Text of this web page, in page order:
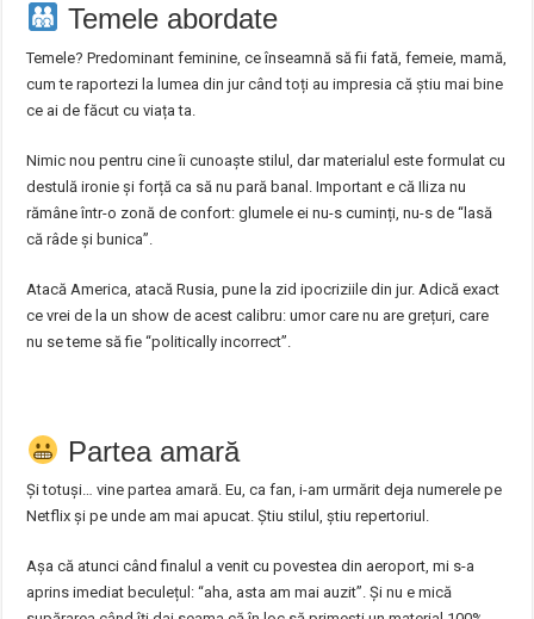
Temele abordate
Temele? Predominant feminine, ce înseamnă să fii fată, femeie, mamă,
cum te raportezi la lumea din jur când toți au impresia că știu mai bine
ce ai de făcut cu viața ta.
Nimic nou pentru cine îi cunoaște stilul, dar materialul este formulat cu
destulă ironie și forță ca să nu pară banal. Important e că Iliza nu
rămâne într-o zonă de confort: glumele ei nu-s cuminți, nu-s de “lasă
că râde și bunica”.
Atacă America, atacă Rusia, pune la zid ipocriziile din jur. Adică exact
ce vrei de la un show de acest calibru: umor care nu are grețuri, care
nu se teme să fie “politically incorrect”.
Partea amară
Și totuși… vine partea amară. Eu, ca fan, i-am urmărit deja numerele pe
Netflix și pe unde am mai apucat. Știu stilul, știu repertoriul.
Așa că atunci când finalul a venit cu povestea din aeroport, mi s-a
aprins imediat beculețul: “aha, asta am mai auzit”. Și nu e mică